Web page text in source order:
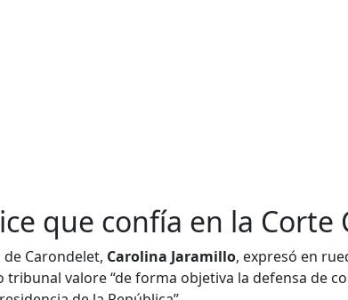
que confía en la Corte
Carondelet, Carolina Jaramillo, expresó en
tribunal valore “de forma objetiva la defensa de